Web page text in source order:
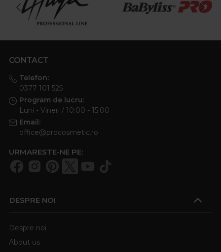
CONTACT
Telefon:
0377 101 525
Program de lucru:
Luni - Vineri / 10:00 - 15:00
Email:
office@procosmetic.ro
URMARESTE-NE PE:
DESPRE NOI
Despre noi
About us